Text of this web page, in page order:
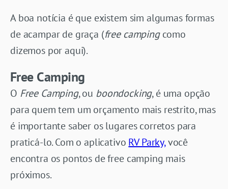
A boa notícia é que existem sim algumas formas
de acampar de graça (free campingcomo
dizemos por aqui).
Free Camping
O Free Camping, ou boondocking, é uma opção
para quem tem um orçamento mais restrito, mas
é importante saber os lugares corretos para
praticá-lo. Com o aplicativo RV Parky,você
encontra os pontos de free camping mais
próximos.